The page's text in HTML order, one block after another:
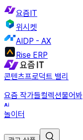
요즘IT
위시켓
AIDP - AX
Rise ERP
콘텐츠프로덕트 밸리
요즘 작가들컬렉션물어봐
놀이터